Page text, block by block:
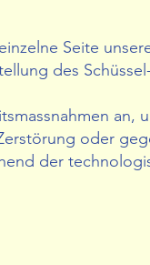
Seite
des
an,
oder
der